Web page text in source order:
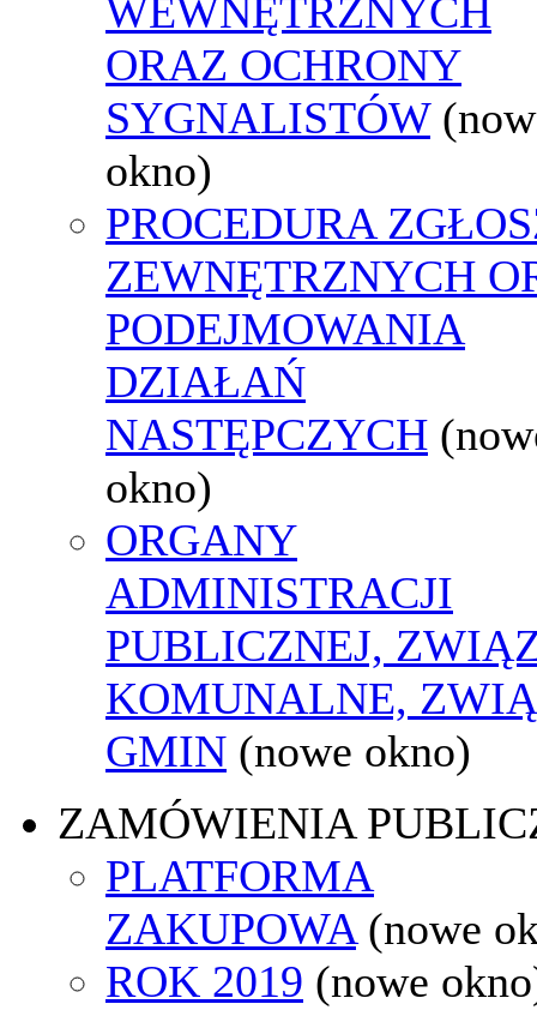
WEWNĘTRZNYCH
ORAZ OCHRONY
SYGNALISTÓW
okno)
PROCEDURA
ZEWNĘTRZNYCH
PODEJMOWANIA
DZIAŁAŃ
NASTĘPCZYCH
okno)
ORGANY
ADMINISTRACJI
PUBLICZNEJ,
KOMUNALNE,
GMIN (nowe okno)
ZAMÓWIENIA
PLATFORMA
ZAKUPOWA (nowe
ROK 2019 (nowe